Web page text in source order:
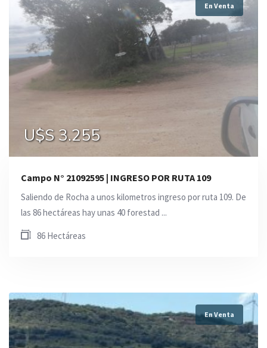
En Venta
U$S 3.255
Campo N° 21092595 | INGRESO POR RUTA 109
Saliendo de Rocha a unos kilometros ingreso por ruta 109. De
las 86 hectáreas hay unas 40 forestad ...
86 Hectáreas
En Venta